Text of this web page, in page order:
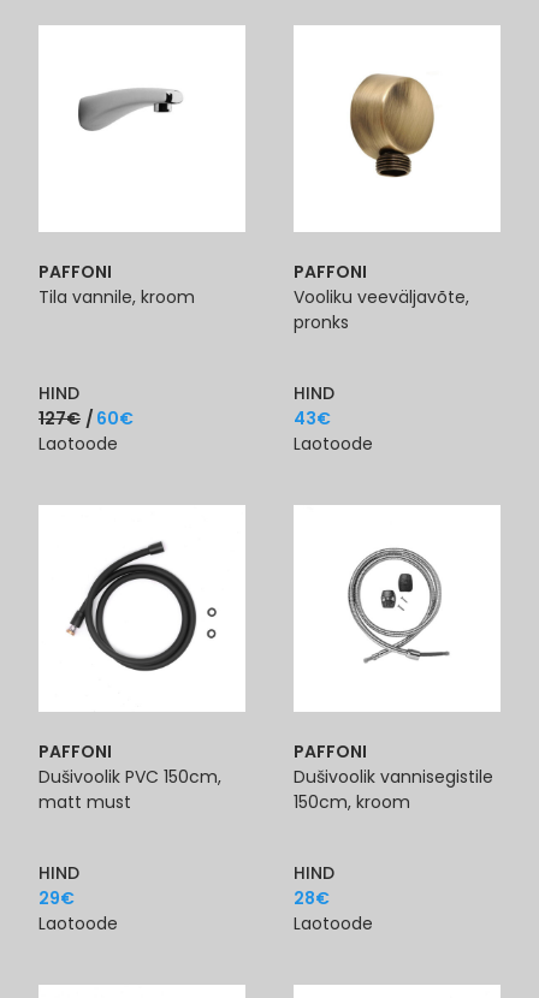
PAFFONI
Tila vannile, kroom
HIND
127€ 60€
Laotoode
PAFFONI
Vooliku veeväljavõte,
pronks
HIND
43€
Laotoode
PAFFONI
Dušivoolik PVC 150cm,
matt must
HIND
29€
Laotoode
PAFFONI
Dušivoolik vannisegistile
150cm, kroom
HIND
28€
Laotoode